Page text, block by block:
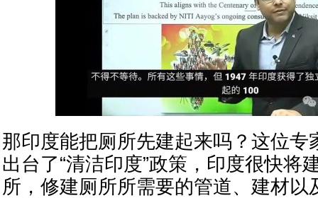
那印度能把厕所先建起来吗？这位专
出台了“清洁印度”政策，印度很快将
所，修建厕所所需要的管道、建材以